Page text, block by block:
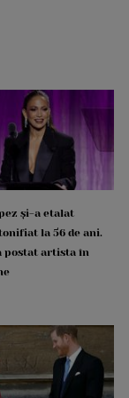
și-a etalat
la 56 de ani.
postat artista în